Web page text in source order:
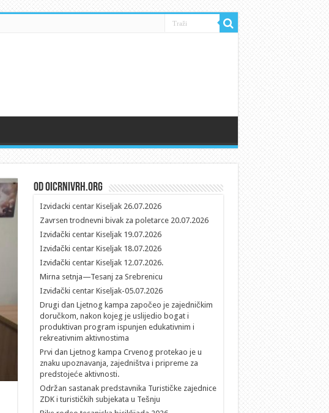
Od oicrnivrh.org
Izvidacki centar Kiseljak 26.07.2026
Zavrsen trodnevni bivak za poletarce 20.07.2026
Izviđački centar Kiseljak 19.07.2026
Izviđački centar Kiseljak 18.07.2026
Izviđački centar Kiseljak 12.07.2026.
Mirna setnja—Tesanj za Srebrenicu
Izviđački centar Kiseljak-05.07.2026
Drugi dan Ljetnog kampa započeo je zajedničkim
doručkom, nakon kojeg je uslijedio bogat i
produktivan program ispunjen edukativnim i
rekreativnim aktivnostima
Prvi dan Ljetnog kampa Crvenog protekao je u
znaku upoznavanja, zajedništva i pripreme za
predstojeće aktivnosti.
Održan sastanak predstavnika Turističke zajednice
ZDK i turističkih subjekata u Tešnju